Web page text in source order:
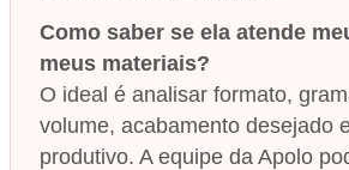
Como saber se ela atende
meus materiais?
O ideal é analisar formato,
volume, acabamento desejado
produtivo. A equipe da Apolo